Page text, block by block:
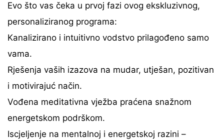
Evo što vas čeka u prvoj fazi ovog ekskluzivnog,
personaliziranog programa:
Kanalizirano i intuitivno vodstvo prilagođeno samo
vama.
Rješenja vaših izazova na mudar, utješan, pozitivan
i motivirajuć način.
Vođena meditativna vježba praćena snažnom
energetskom podrškom.
Iscjeljenje na mentalnoj i energetskoj razini –